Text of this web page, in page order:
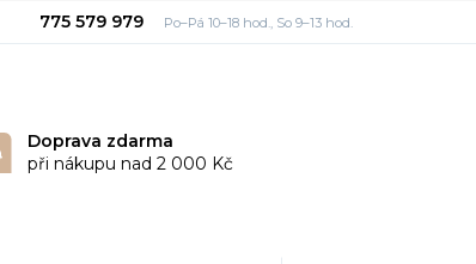
775 579 979
Doprava zdarma
při nákupu nad 2 000 Kč